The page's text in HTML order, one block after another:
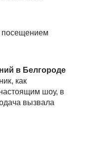
посещением
в Белгороде
как
шоу, в
вызвала